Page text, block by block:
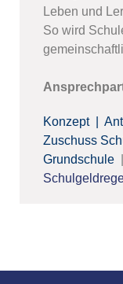
Leben und
So wird
Konzept|
Zuschuss
Grundschule